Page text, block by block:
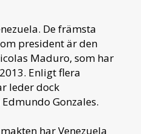
De främsta
president är den
Maduro, som har
Enligt flera
leder dock
Gonzales.
har Venezuela